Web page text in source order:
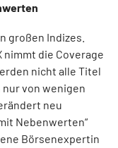
großen Indizes.
nimmt die Coverage
nicht alle Titel
von wenigen
neu
Nebenwerten“
Börsenexpertin